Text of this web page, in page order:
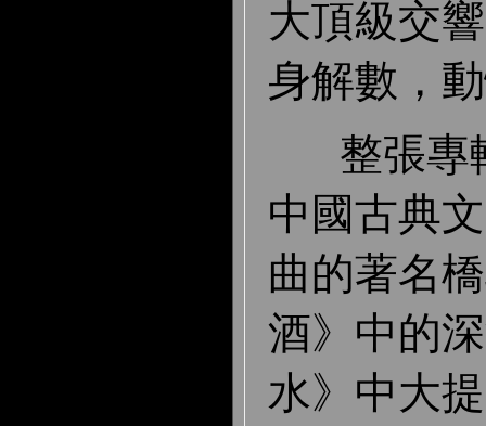
大頂級交
身解數，
整張專
中國古典
曲的著名
酒》中的
水》中大